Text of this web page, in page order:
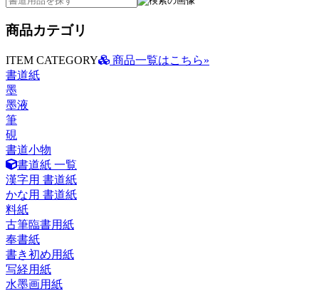
商品カテゴリ
ITEM CATEGORY
商品一覧はこちら»
書道紙
墨
墨液
筆
硯
書道小物
書道紙 一覧
漢字用 書道紙
かな用 書道紙
料紙
古筆臨書用紙
奉書紙
書き初め用紙
写経用紙
水墨画用紙